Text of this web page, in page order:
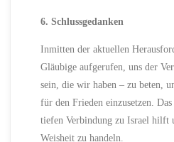
6. Schlussgedanken
Inmitten der aktuellen
Gläubige aufgerufen, uns der
sein, die wir haben – zu beten,
für den Frieden einzusetzen.
tiefen Verbindung zu Israel hilft
Weisheit zu handeln.